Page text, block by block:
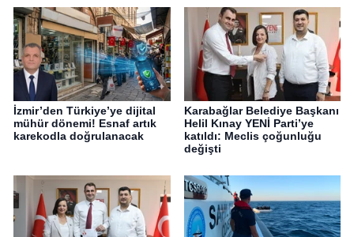
İzmir’den Türkiye’ye dijital
mühür dönemi! Esnaf artık
karekodla doğrulanacak
Karabağlar Belediye Başkanı
Helil Kınay YENİ Parti’ye
katıldı: Meclis çoğunluğu
değişti